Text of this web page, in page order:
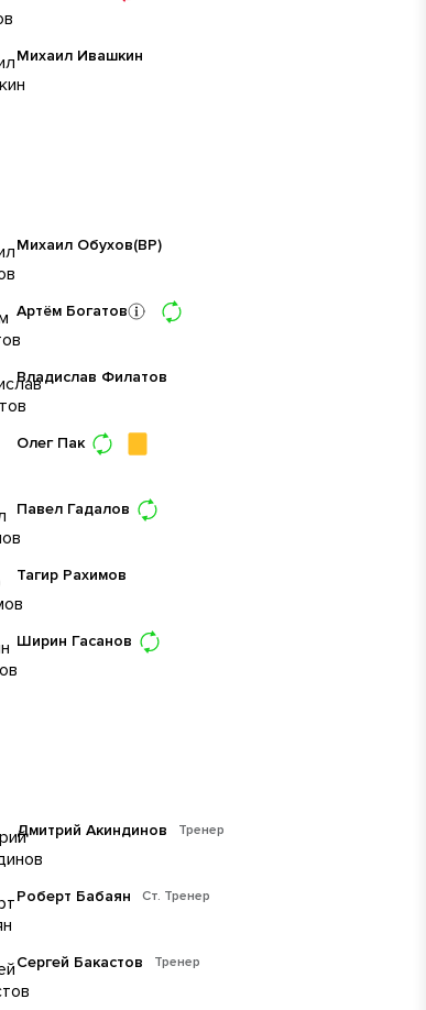
Михаил Ивашкин
Михаил Обухов(ВР)
Артём Богатов
Владислав Филатов
Олег Пак
Павел Гадалов
Тагир Рахимов
Ширин Гасанов
Тренер
Дмитрий Акиндинов
Ст. Тренер
Роберт Бабаян
Тренер
Сергей Бакастов